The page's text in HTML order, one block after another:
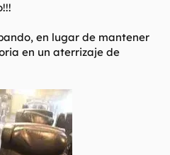
en lugar de mantener
en un aterrizaje de